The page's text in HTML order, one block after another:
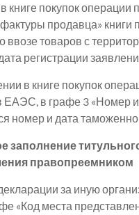
книге покупок
продавца»
ввозе товаров с
регистрации
в книге покупок
ЕАЭС, в графе 3 «Номер и
номер и дата
заполнение
правопреемником
за иную
«Код места